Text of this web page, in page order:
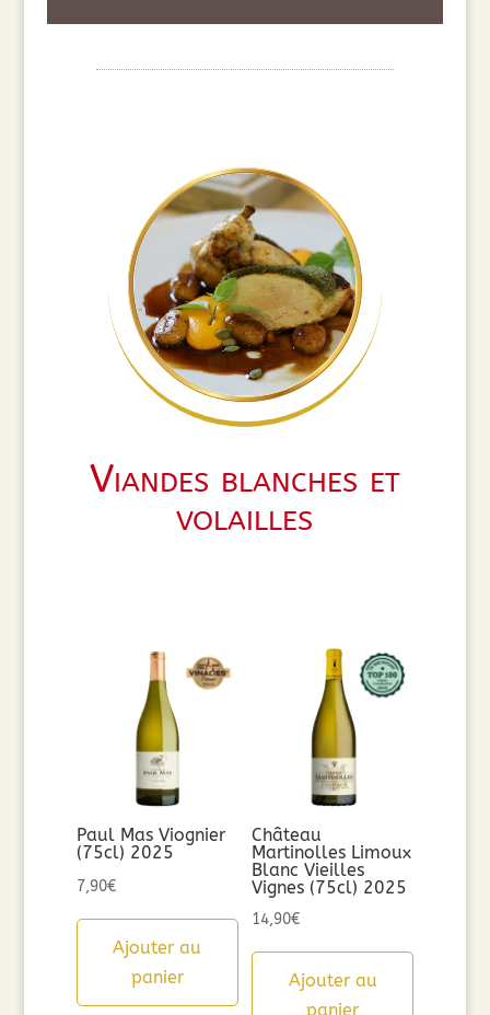
Viandes blanches et
volailles
Paul Mas Viognier
(75cl) 2025
7,90€
Ajouter au
panier
Château
Martinolles Limoux
Blanc Vieilles
Vignes (75cl) 2025
14,90€
Ajouter au
panier